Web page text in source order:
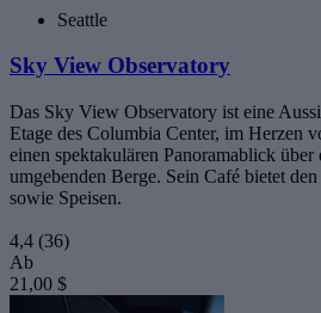
Seattle
Sky View Observatory
Das Sky View Observatory ist eine
Etage des Columbia Center, im Herzen
einen spektakulären Panoramablick über
umgebenden Berge. Sein Café bietet
sowie Speisen.
4,4 (36)
Ab
21,00 $